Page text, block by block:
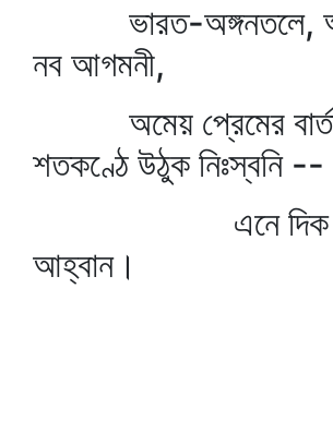
ভারত-অঙ্গনতলে,
নব আগমনী,
অমেয় প্রেমের
শতকণ্ঠে উঠুক নিঃস্বনি --
এনে দিক
আহ্বান।